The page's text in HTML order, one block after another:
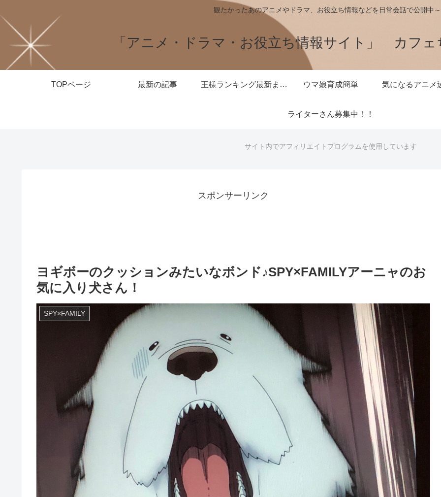
観たかったあのアニメやドラマ、お役立ち情報などを日常会話で公開中～
「アニメ・ドラマ・お役立ち情報サイト」 カフェ
TOPページ 最新の記事 王様ランキング最新まとめ ウマ娘育成簡単 気になるアニメ
ライターさん募集中！！
サイト内でアフィリエイトプログラムを使用しています
スポンサーリンク
ヨギボーのクッションみたいなボンド♪SPY×FAMILYアーニャのお
気に入り犬さん！
SPY×FAMILY